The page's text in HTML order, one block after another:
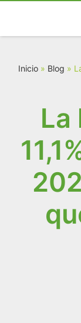
Inicio» Blog »
La